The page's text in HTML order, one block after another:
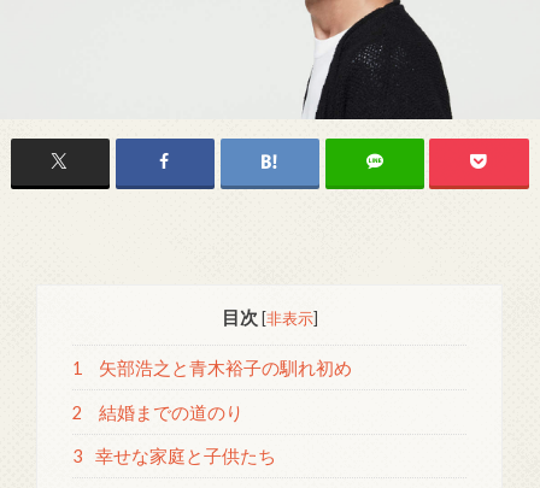
目次 [非表示]
1 矢部浩之と青木裕子の馴れ初め
2 結婚までの道のり
3 幸せな家庭と子供たち